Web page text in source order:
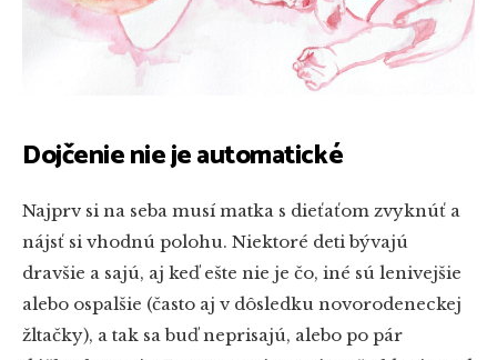
Dojčenie nie je automatické
Najprv si na seba musí matka s dieťaťom zvyknúť a
nájsť si vhodnú polohu. Niektoré deti bývajú
dravšie a sajú, aj keď ešte nie je čo, iné sú lenivejšie
alebo ospalšie (často aj v dôsledku novorodeneckej
žltačky), a tak sa buď neprisajú, alebo po pár